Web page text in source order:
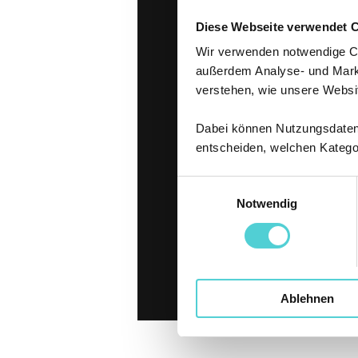
Diese Webseite verwendet
Wir verwenden notwendige
außerdem Analyse- und
verstehen, wie unsere
Dabei können
entscheiden, welchen
Notwendig
Ablehnen